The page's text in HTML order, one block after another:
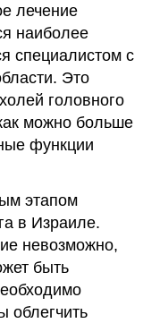
лечение
наиболее
специалистом с
Это
головного
можно больше
функции
этапом
в Израиле.
невозможно,
быть
облегчить